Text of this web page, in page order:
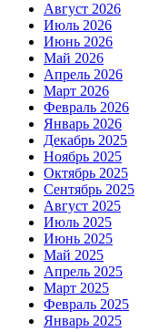
Август 2026
Июль 2026
Июнь 2026
Май 2026
Апрель 2026
Март 2026
Февраль 2026
Январь 2026
Декабрь 2025
Ноябрь 2025
Октябрь 2025
Сентябрь 2025
Август 2025
Июль 2025
Июнь 2025
Май 2025
Апрель 2025
Март 2025
Февраль 2025
Январь 2025